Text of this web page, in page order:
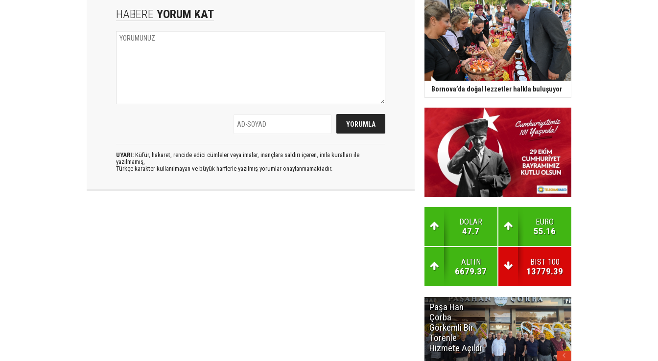
HABERE YORUM KAT
UYARI: Küfür, hakaret, rencide edici cümleler veya imalar, inançlara saldırı içeren, imla kuralları ile
yazılmamış,
Türkçe karakter kullanılmayan ve büyük harflerle yazılmış yorumlar onaylanmamaktadır.
Bornova’da doğal lezzetler halkla buluşuyor
DOLAR
47.7
EURO
55.16
ALTIN
6679.37
BIST 100
13779.39
Paşa Han
Çorba
Görkemli Bir
Törenle
Hizmete Açıldı